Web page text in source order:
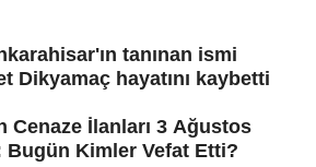
tanınan ismi
Dikyamaç hayatını kaybetti
Cenaze İlanları 3 Ağustos
Bugün Kimler Vefat Etti?